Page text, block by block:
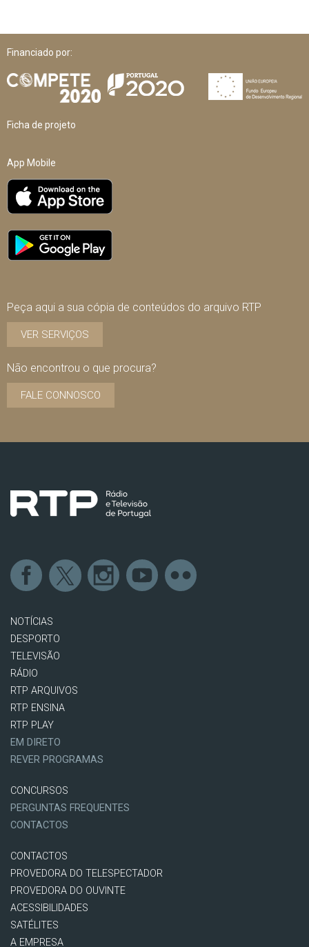
Financiado por:
Ficha de projeto
App Mobile
Peça aqui a sua cópia de conteúdos do arquivo RTP
VER SERVIÇOS
Não encontrou o que procura?
FALE CONNOSCO
NOTÍCIAS
DESPORTO
TELEVISÃO
RÁDIO
RTP ARQUIVOS
RTP ENSINA
RTP PLAY
EM DIRETO
REVER PROGRAMAS
CONCURSOS
PERGUNTAS FREQUENTES
CONTACTOS
CONTACTOS
PROVEDORA DO TELESPECTADOR
PROVEDORA DO OUVINTE
ACESSIBILIDADES
SATÉLITES
A EMPRESA